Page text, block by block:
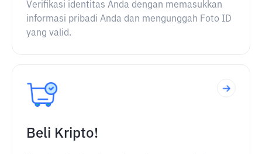
Verifikasi identitas Anda dengan memasukkan
informasi pribadi Anda dan mengunggah Foto ID
yang valid.
Beli Kripto!